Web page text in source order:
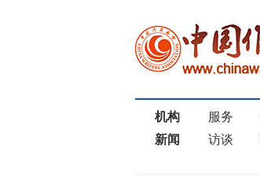
机构 服务
新闻
访谈